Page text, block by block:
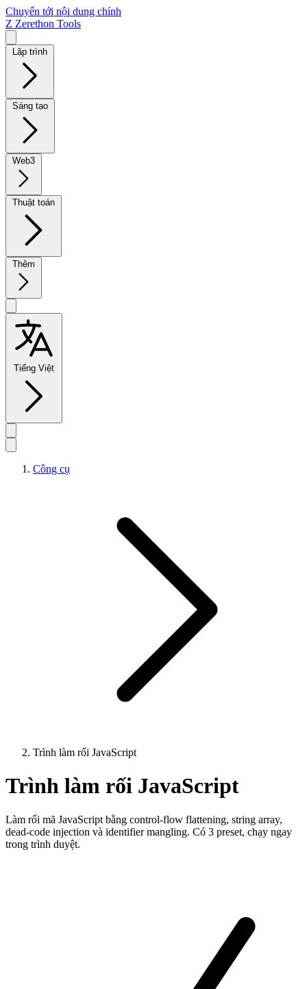
Chuyển tới nội dung chính
Z Zerethon Tools
Lập trình
Sáng tạo
Web3
Thuật toán
Thêm
Tiếng Việt
Công cụ
Trình làm rối JavaScript
Trình làm rối JavaScript
Làm rối mã JavaScript bằng control-flow flattening, string array,
dead-code injection và identifier mangling. Có 3 preset, chạy ngay
trong trình duyệt.